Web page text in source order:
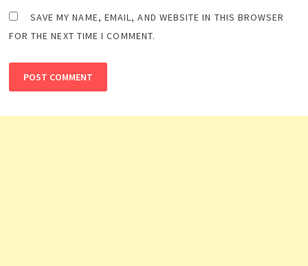
SAVE MY NAME, EMAIL, AND WEBSITE IN THIS BROWSER
FOR THE NEXT TIME I COMMENT.